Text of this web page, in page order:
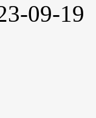
09-19